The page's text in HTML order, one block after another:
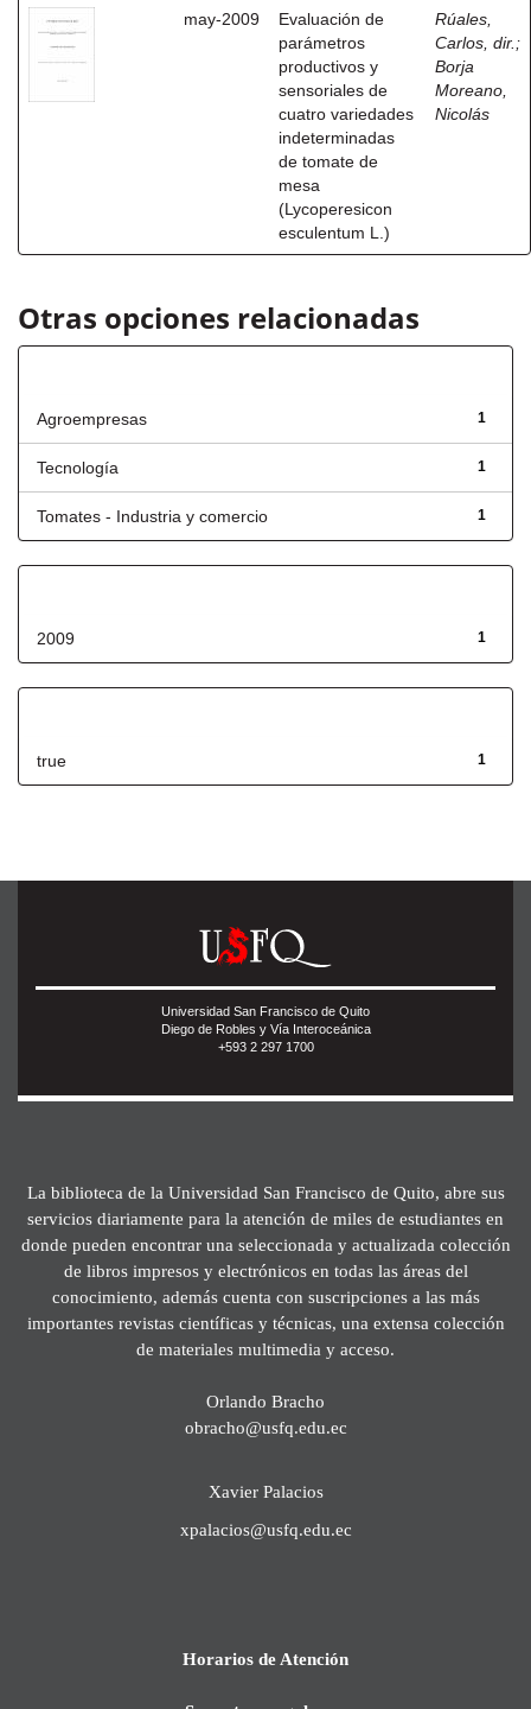
may-2009
Evaluación de
parámetros
productivos y
sensoriales de
cuatro variedades
indeterminadas
de tomate de
mesa
(Lycoperesicon
esculentum L.)
Rúales,
Carlos, dir. ;
Borja
Moreano,
Nicolás
Otras opciones relacionadas
1
Agroempresas
1
Tecnología
1
Tomates - Industria y comercio
1
2009
1
true
Universidad San Francisco de Quito
Diego de Robles y Vía Interoceánica
+593 2 297 1700
La biblioteca de la Universidad San Francisco de Quito, abre sus
servicios diariamente para la atención de miles de estudiantes en
donde pueden encontrar una seleccionada y actualizada colección
de libros impresos y electrónicos en todas las áreas del
conocimiento, además cuenta con suscripciones a las más
importantes revistas científicas y técnicas, una extensa colección
de materiales multimedia y acceso.
Orlando Bracho
obracho@usfq.edu.ec
Xavier Palacios
xpalacios@usfq.edu.ec
Horarios de Atención